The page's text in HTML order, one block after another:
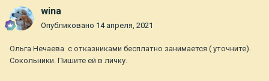
wina
Опубликовано 14 апреля, 2021
Ольга Нечаева с отказниками бесплатно занимается ( уточните).
Сокольники. Пишите ей в личку.